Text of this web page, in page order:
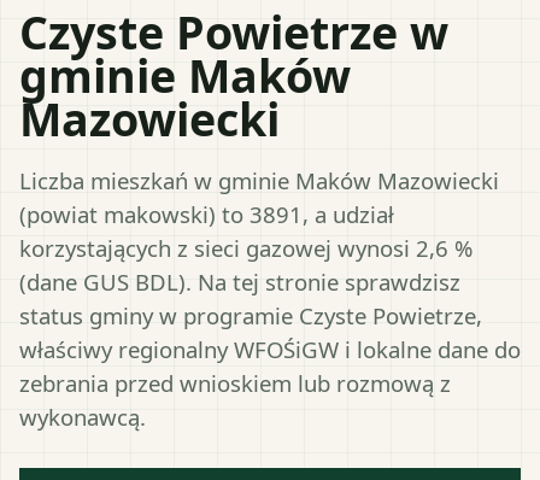
Czyste Powietrze w
gminie Maków
Mazowiecki
Liczba mieszkań w gminie Maków Mazowiecki
(powiat makowski) to 3891, a udział
korzystających z sieci gazowej wynosi 2,6 %
(dane GUS BDL). Na tej stronie sprawdzisz
status gminy w programie Czyste Powietrze,
właściwy regionalny WFOŚiGW i lokalne dane do
zebrania przed wnioskiem lub rozmową z
wykonawcą.